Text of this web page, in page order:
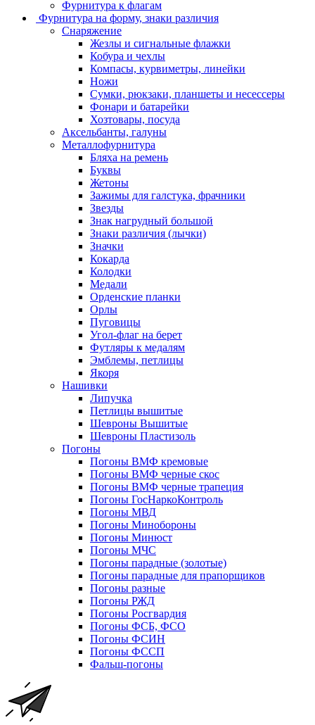
Фурнитура к флагам
Фурнитура на форму, знаки различия
Снаряжение
Жезлы и сигнальные флажки
Кобура и чехлы
Компасы, курвиметры, линейки
Ножи
Сумки, рюкзаки, планшеты и несессеры
Фонари и батарейки
Хозтовары, посуда
Аксельбанты, галуны
Металлофурнитура
Бляха на ремень
Буквы
Жетоны
Зажимы для галстука, фрачники
Звезды
Знак нагрудный большой
Знаки различия (лычки)
Значки
Кокарда
Колодки
Медали
Орденские планки
Орлы
Пуговицы
Угол-флаг на берет
Футляры к медалям
Эмблемы, петлицы
Якоря
Нашивки
Липучка
Петлицы вышитые
Шевроны Вышитые
Шевроны Пластизоль
Погоны
Погоны ВМФ кремовые
Погоны ВМФ черные скос
Погоны ВМФ черные трапеция
Погоны ГосНаркоКонтроль
Погоны МВД
Погоны Минобороны
Погоны Минюст
Погоны МЧС
Погоны парадные (золотые)
Погоны парадные для прапорщиков
Погоны разные
Погоны РЖД
Погоны Росгвардия
Погоны ФСБ, ФСО
Погоны ФСИН
Погоны ФССП
Фальш-погоны